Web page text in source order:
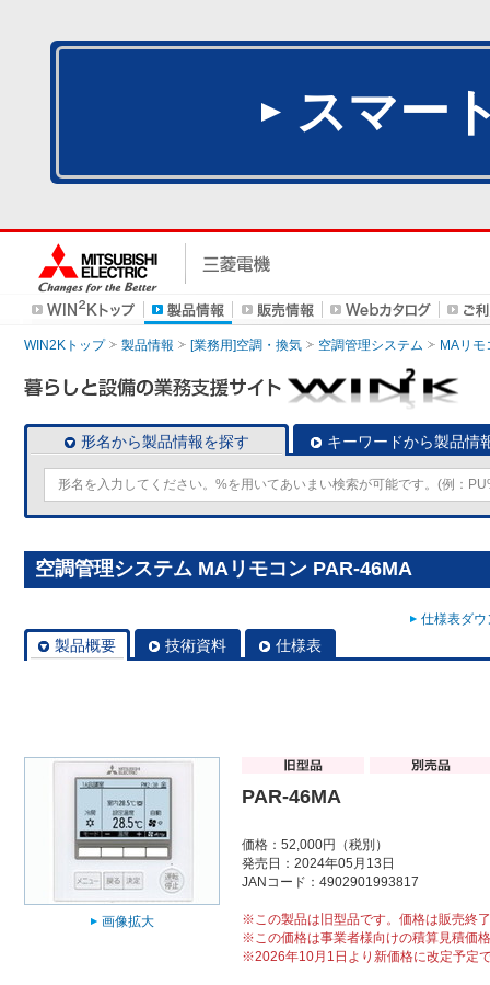
スマー
WIN2Kトップ 製品情報 [業務用]空調・換気 空調管理システム MAリモ
形名から製品情報を探す キーワードから製品情
空調管理システム MAリモコン PAR-46MA
仕様表ダ
製品概要 技術資料 仕様表
画像拡大
PAR-46MA
価格：52,000円（税別）
発売日：2024年05月13日
JANコード：4902901993817
※この製品は旧型品です。価格は販売終
※この価格は事業者様向けの積算見積価
※2026年10月1日より新価格に改定予定